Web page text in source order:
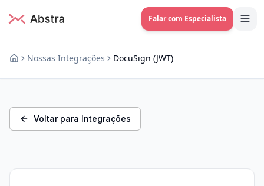
Falar com Especialista
Nossas Integrações DocuSign (JWT)
Voltar para Integrações